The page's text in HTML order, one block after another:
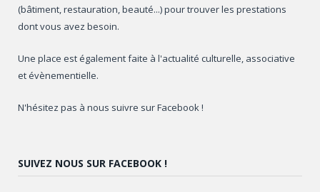
(bâtiment, restauration, beauté...) pour trouver les prestations
dont vous avez besoin.
Une place est également faite à l'actualité culturelle, associative
et évènementielle.
N'hésitez pas à nous suivre sur Facebook !
SUIVEZ NOUS SUR FACEBOOK !